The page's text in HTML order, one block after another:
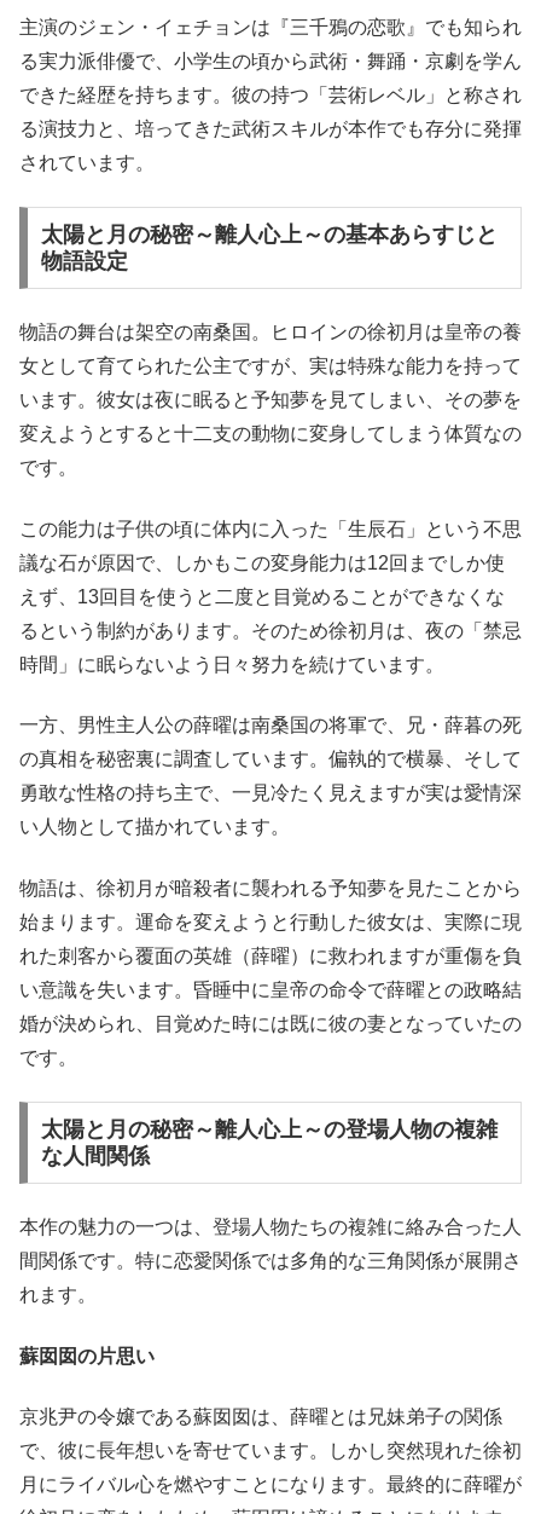
主演のジェン・イェチョンは『三千鴉の恋歌』でも知られ
る実力派俳優で、小学生の頃から武術・舞踊・京劇を学ん
できた経歴を持ちます。彼の持つ「芸術レベル」と称され
る演技力と、培ってきた武術スキルが本作でも存分に発揮
されています。
太陽と月の秘密～離人心上～の基本あらすじと
物語設定
物語の舞台は架空の南桑国。ヒロインの徐初月は皇帝の養
女として育てられた公主ですが、実は特殊な能力を持って
います。彼女は夜に眠ると予知夢を見てしまい、その夢を
変えようとすると十二支の動物に変身してしまう体質なの
です。
この能力は子供の頃に体内に入った「生辰石」という不思
議な石が原因で、しかもこの変身能力は12回までしか使
えず、13回目を使うと二度と目覚めることができなくな
るという制約があります。そのため徐初月は、夜の「禁忌
時間」に眠らないよう日々努力を続けています。
一方、男性主人公の薛曜は南桑国の将軍で、兄・薛暮の死
の真相を秘密裏に調査しています。偏執的で横暴、そして
勇敢な性格の持ち主で、一見冷たく見えますが実は愛情深
い人物として描かれています。
物語は、徐初月が暗殺者に襲われる予知夢を見たことから
始まります。運命を変えようと行動した彼女は、実際に現
れた刺客から覆面の英雄（薛曜）に救われますが重傷を負
い意識を失います。昏睡中に皇帝の命令で薛曜との政略結
婚が決められ、目覚めた時には既に彼の妻となっていたの
です。
太陽と月の秘密～離人心上～の登場人物の複雑
な人間関係
本作の魅力の一つは、登場人物たちの複雑に絡み合った人
間関係です。特に恋愛関係では多角的な三角関係が展開さ
れます。
蘇囡囡の片思い
京兆尹の令嬢である蘇囡囡は、薛曜とは兄妹弟子の関係
で、彼に長年想いを寄せています。しかし突然現れた徐初
月にライバル心を燃やすことになります。最終的に薛曜が